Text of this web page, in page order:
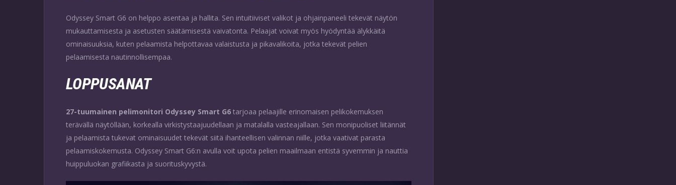
Odyssey Smart G6 on helppo asentaa ja hallita. Sen intuitiiviset valikot ja ohjainpaneeli tekevät näytön
mukauttamisesta ja asetusten säätämisestä vaivatonta. Pelaajat voivat myös hyödyntää älykkäitä
ominaisuuksia, kuten pelaamista helpottavaa valaistusta ja pikavalikoita, jotka tekevät pelien
pelaamisesta nautinnollisempaa.
LOPPUSANAT
27-tuumainen pelimonitori Odyssey Smart G6 tarjoaa pelaajille erinomaisen pelikokemuksen
terävällä näytöllään, korkealla virkistystaajuudellaan ja matalalla vasteajallaan. Sen monipuoliset liitännät
ja pelaamista tukevat ominaisuudet tekevät siitä ihanteellisen valinnan niille, jotka vaativat parasta
pelaamiskokemusta. Odyssey Smart G6:n avulla voit upota pelien maailmaan entistä syvemmin ja nauttia
huippuluokan grafiikasta ja suorituskyvystä.